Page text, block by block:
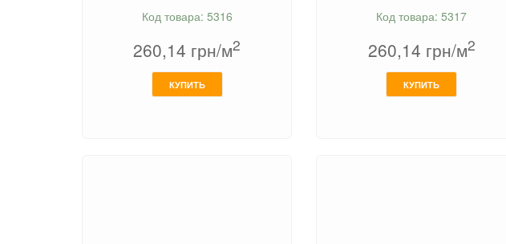
Код товара: 5316
260,14 грн/м2
КУПИТЬ
Код товара: 5317
260,14 грн/м2
КУПИТЬ